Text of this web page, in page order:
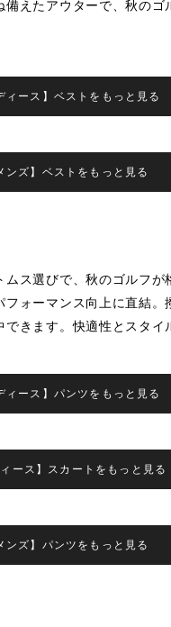
えたアウターで、秋のゴ
ィース】ベストをもっと見る
ンズ】ベストをもっと見る
ス選びで、秋のゴルフ
ォーマンス向上に直結
きます。快適性とスタイ
ィース】パンツをもっと見る
ィース】スカートをもっと見る
ンズ】パンツをもっと見る